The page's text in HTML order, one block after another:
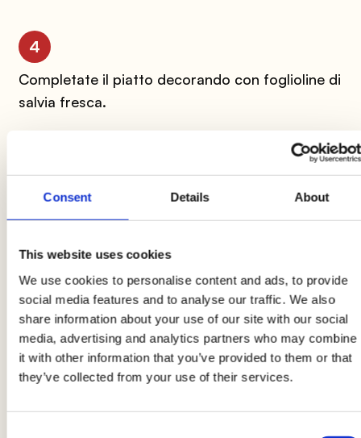
Consent Details About
This website uses cookies
We use cookies to personalise content and ads, to provide
social media features and to analyse our traffic. We also
share information about your use of our site with our social
media, advertising and analytics partners who may combine
it with other information that you’ve provided to them or that
they’ve collected from your use of their services.
4
Completate il piatto decorando con foglioline di
salvia fresca.
informazioni presenti su questa pagina e quelle riportate
sull'etichetta del prodotto. Vi invitiamo quindi a verificare e
prodotto prima di utilizzarlo e consumarlo.
BonRoll Easy è facile